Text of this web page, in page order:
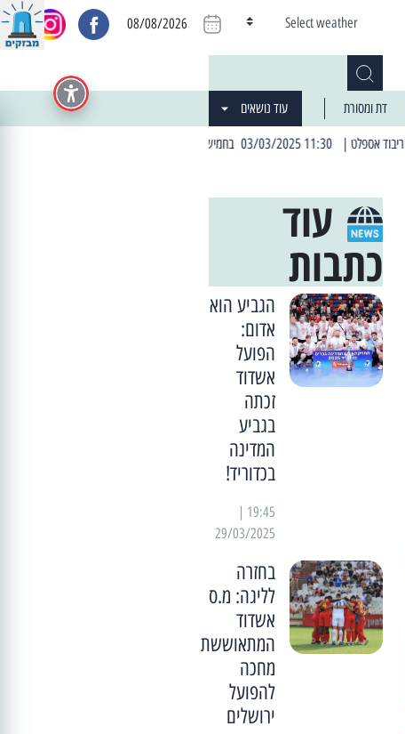
Select weather
08/08/2026
דת ומסורת עוד נושאים
| 11:30 03/03/2025 בחמישי הקרוב: הרחובות בהם תהיה הפסקת חשמל יזומה
עוד
כתבות
הגביע הוא
אדום:
הפועל
אשדוד
זכתה
בגביע
המדינה
בכדוריד!
29/03/2025
בחזרה
לליגה: מ.ס
אשדוד
המתאוששת
מחכה
להפועל
ירושלים